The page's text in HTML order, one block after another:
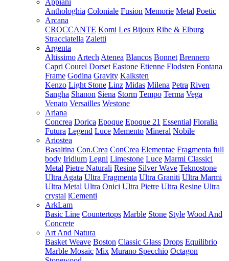
Appiani
Anthologhia Coloniale Fusion Memorie Metal Poetic
Arcana
CROCCANTE Komi Les Bijoux Ribe & Elburg
Stracciatella Zaletti
Argenta
Altissimo Artech Atenea Blancos Bonnet Brennero
Capri Courel Dorset Eastone Etienne Flodsten Fontana
Frame Godina Gravity Kalksten
Kenzo Light Stone Linz Midas Milena Petra Riven
Sangha Shanon Siena Storm Tempo Terma Vega
Venato Versailles Westone
Ariana
Concrea Dorica Epoque Epoque 21 Essential Floralia
Futura Legend Luce Memento Mineral Nobile
Ariostea
Basaltina Con.Crea ConCrea Elementae Fragmenta full
body Iridium Legni Limestone Luce Marmi Classici
Metal Pietre Naturali Resine Silver Wave Teknostone
Ultra Agata Ultra Fragmenta Ultra Graniti Ultra Marmi
Ultra Metal Ultra Onici Ultra Pietre Ultra Resine Ultra
crystal iCementi
ArkLam
Basic Line Countertops Marble Stone Style Wood And
Concrete
Art And Natura
Basket Weave Boston Classic Glass Drops Equilibrio
Marble Mosaic Mix Murano Specchio Octagon